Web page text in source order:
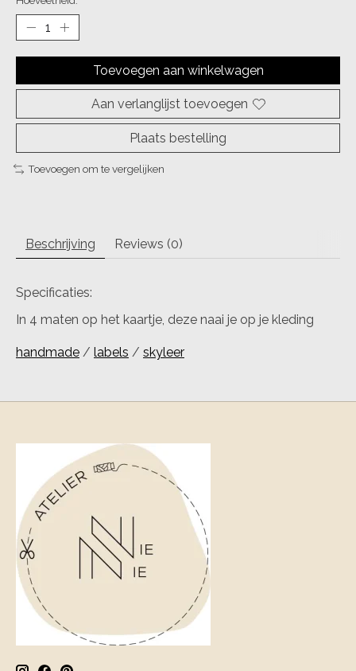
Toevoegen aan winkelwagen
Aan verlanglijst toevoegen
Plaats bestelling
Toevoegen om te vergelijken
Beschrijving Reviews (0)
Specificaties:
In 4 maten op het kaartje, deze naai je op je kleding
handmade / labels / skyleer